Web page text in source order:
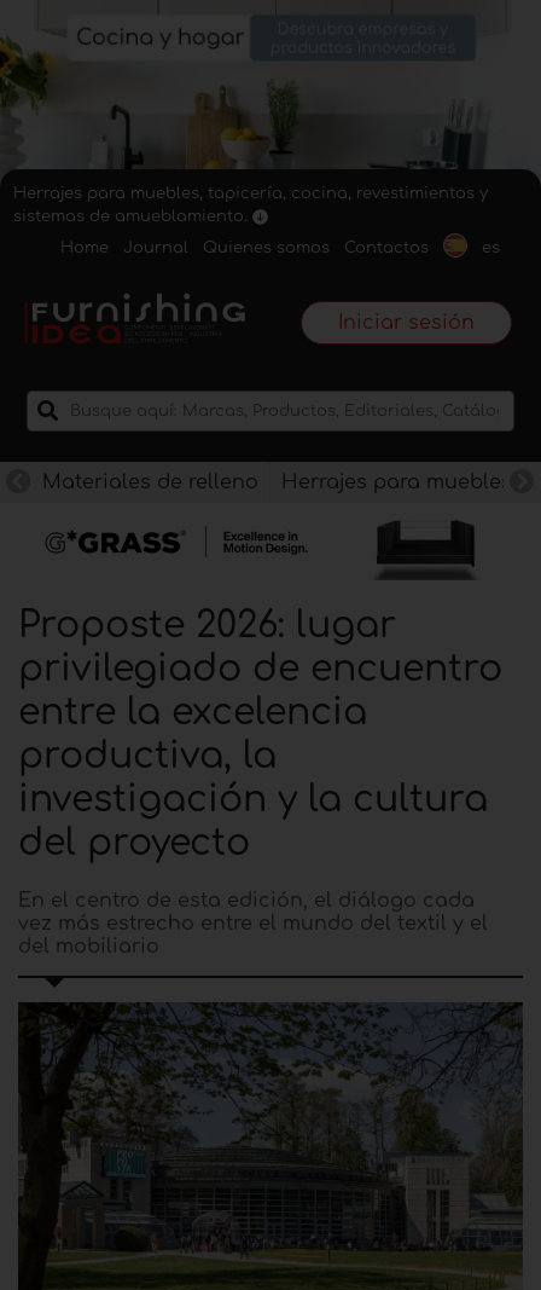
Herrajes para muebles, tapicería, cocina, revestimientos y
sistemas de amueblamiento.
Home
Journal Quienes somos Contactos es
Iniciar sesión
Materiales de relleno Herrajes para muebles
Proposte 2026: lugar
privilegiado de encuentro
entre la excelencia
productiva, la
investigación y la cultura
del proyecto
En el centro de esta edición, el diálogo cada
vez más estrecho entre el mundo del textil y el
del mobiliario